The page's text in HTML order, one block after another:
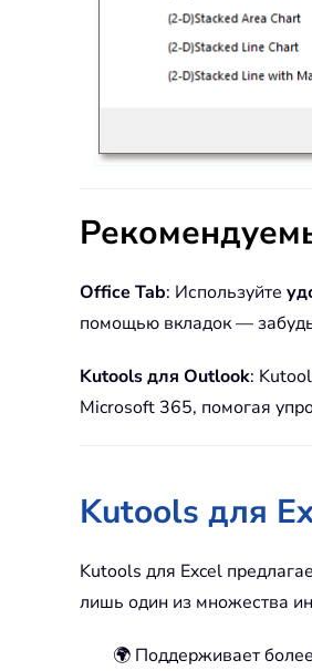
Office Tab: Используйте
помощью вкладок —
Kutools для Outlook:
Microsoft 365, помогая
Kutools для
Kutools для Excel
лишь один из множества
🌍 Поддерживает